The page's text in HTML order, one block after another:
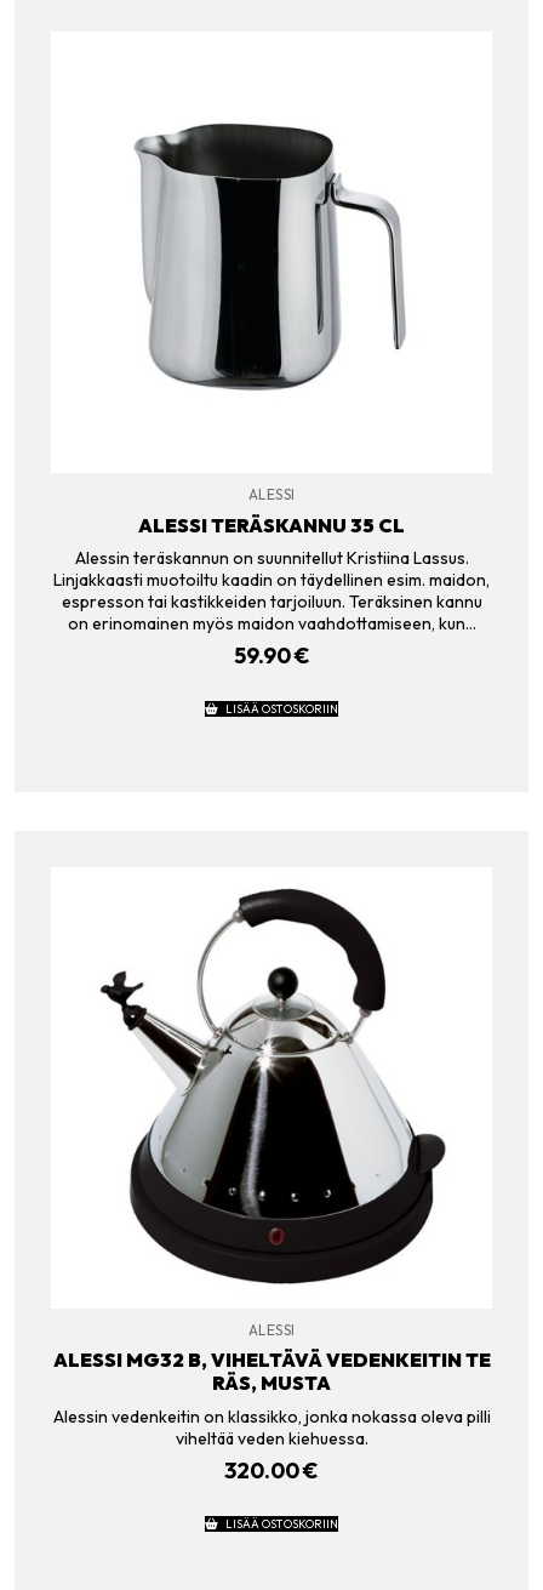
ALESSI
ALESSI TERÄSKANNU 35 CL
Alessin teräskannun on suunnitellut Kristiina Lassus.
Linjakkaasti muotoiltu kaadin on täydellinen esim. maidon,
espresson tai kastikkeiden tarjoiluun. Teräksinen kannu
on erinomainen myös maidon vaahdottamiseen, kun…
59.90€
LISÄÄ OSTOSKORIIN
ALESSI
ALESSI MG32 B, VIHELTÄVÄ VEDENKEITIN TE
RÄS, MUSTA
Alessin vedenkeitin on klassikko, jonka nokassa oleva pilli
viheltää veden kiehuessa.
320.00€
LISÄÄ OSTOSKORIIN